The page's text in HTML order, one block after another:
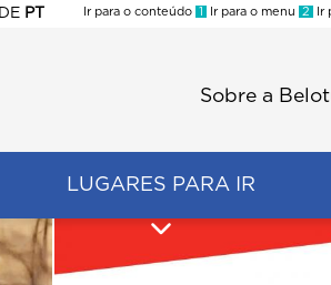
DE PT
Ir para o conteúdo 1 Ir para o menu 2 Ir
Sobre a
LUGARES PARA IR